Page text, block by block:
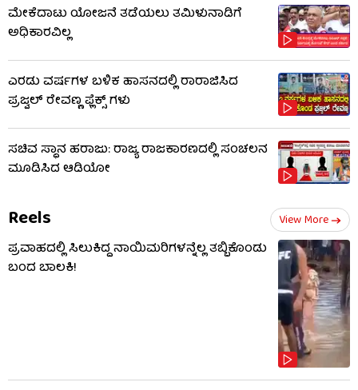
ಮೇಕೆದಾಟು ಯೋಜನೆ ತಡೆಯಲು ತಮಿಳುನಾಡಿಗೆ
ಅಧಿಕಾರವಿಲ್ಲ
ಎರಡು ವರ್ಷಗಳ ಬಳಿಕ ಹಾಸನದಲ್ಲಿ ರಾರಾಜಿಸಿದ
ಪ್ರಜ್ವಲ್ ರೇವಣ್ಣ ಫ್ಲೆಕ್ಸ್ ಗಳು
ಸಚಿವ ಸ್ಥಾನ ಹರಾಜು: ರಾಜ್ಯ ರಾಜಕಾರಣದಲ್ಲಿ ಸಂಚಲನ
ಮೂಡಿಸಿದ ಆಡಿಯೋ
Reels View More
ಪ್ರವಾಹದಲ್ಲಿ ಸಿಲುಕಿದ್ದ ನಾಯಿಮರಿಗಳನ್ನೆಲ್ಲ ತಬ್ಬಿಕೊಂಡು
ಬಂದ ಬಾಲಕಿ!